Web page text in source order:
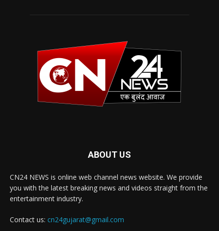
ABOUT US
CN24 NEWS is online web channel news website. We provide
you with the latest breaking news and videos straight from the
entertainment industry.
Contact us: cn24gujarat@gmail.com